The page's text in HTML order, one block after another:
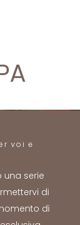
voi e
una serie
di
di